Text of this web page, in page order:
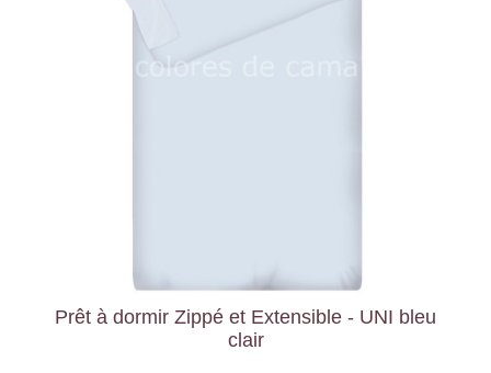
Prêt à dormir Zippé et Extensible - UNI bleu
clair